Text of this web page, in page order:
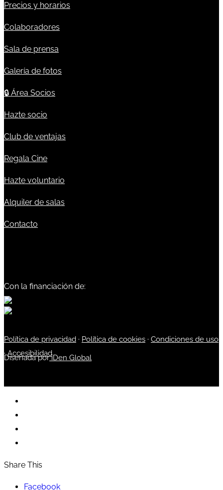
Precios y horarios
Colaboradores
Sala de prensa
Galería de fotos
🔒 Área Socios
Hazte socio
Club de ventajas
Regala Cine
Hazte voluntario
Alquiler de salas
Contacto
Con la financiación de:
Política de privacidad · Política de cookies · Condiciones de uso
·Accesibilidad
Diseñada poriDen Global
Share This
Facebook